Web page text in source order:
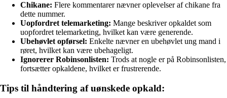
Chikane: Flere kommentarer nævner oplevelser af chikane fra
dette nummer.
Uopfordret telemarketing: Mange beskriver opkaldet som
uopfordret telemarketing, hvilket kan være generende.
Ubehøvlet opførsel: Enkelte nævner en ubehøvlet ung mand i
røret, hvilket kan være ubehageligt.
Ignorerer Robinsonlisten: Trods at nogle er på Robinsonlisten,
fortsætter opkaldene, hvilket er frustrerende.
Tips til håndtering af uønskede opkald: